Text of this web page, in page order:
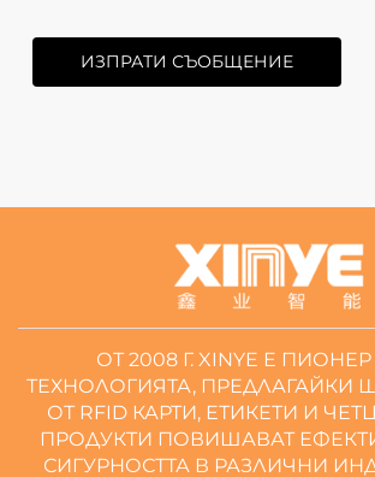
ИЗПРАТИ СЪОБЩЕНИЕ
ОТ 2008 Г. XINYE Е ПИОНЕР
ТЕХНОЛОГИЯТА, ПРЕДЛАГАЙКИ
ОТ RFID КАРТИ, ЕТИКЕТИ И
ПРОДУКТИ ПОВИШАВАТ
СИГУРНОСТТА В РАЗЛИЧНИ